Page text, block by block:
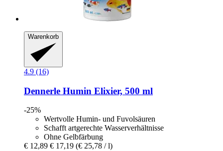
Warenkorb
4.9 (16)
Dennerle Humin Elixier, 500 ml
-25%
Wertvolle Humin- und Fuvolsäuren
Schafft artgerechte Wasserverhältnisse
Ohne Gelbfärbung
€ 12,89 € 17,19 (€ 25,78 / l)